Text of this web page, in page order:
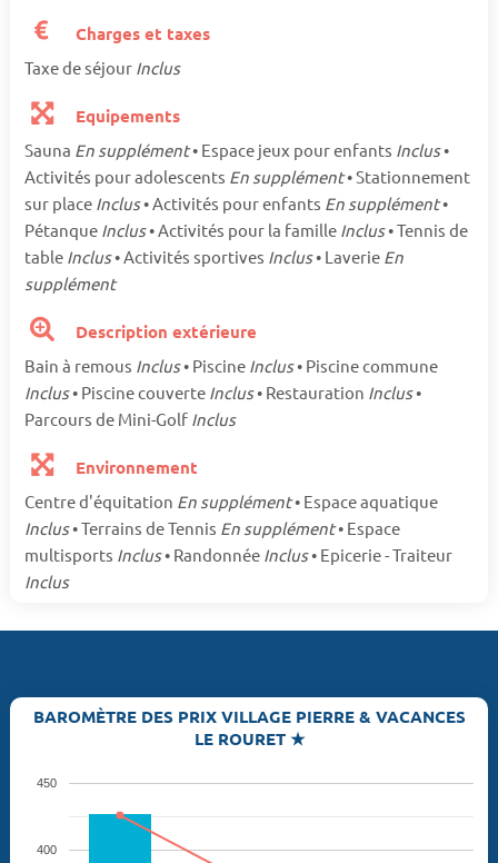
Charges et taxes
Taxe de séjour Inclus
Equipements
Sauna En supplément• Espace jeux pour enfants Inclus•
Activités pour adolescents En supplément• Stationnement
sur place Inclus• Activités pour enfants En supplément•
Pétanque Inclus• Activités pour la famille Inclus• Tennis de
table Inclus• Activités sportives Inclus• Laverie En
supplément
Description extérieure
Bain à remous Inclus• Piscine Inclus• Piscine commune
Inclus• Piscine couverte Inclus• Restauration Inclus•
Parcours de Mini-Golf Inclus
Environnement
Centre d'équitation En supplément• Espace aquatique
Inclus• Terrains de Tennis En supplément• Espace
multisports Inclus• Randonnée Inclus• Epicerie - Traiteur
Inclus
BAROMÈTRE DES PRIX VILLAGE PIERRE & VACANCES
LE ROURET ★
400
450